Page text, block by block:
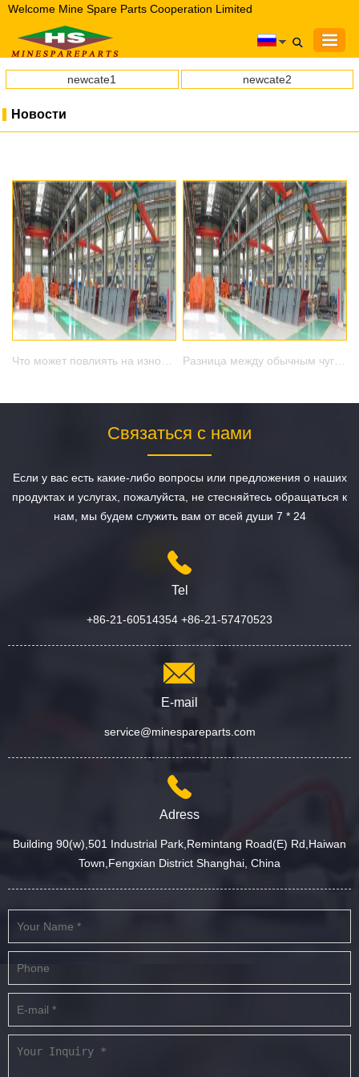
Welcome Mine Spare Parts Cooperation Limited
newcate1 newcate2
Новости
Связаться с нами
Если у вас есть какие-либо вопросы или предложения о наших
продуктах и услугах, пожалуйста, не стесняйтесь обращаться к
нам, мы будем служить вам от всей души 7 * 24
Tel
+86-21-60514354 +86-21-57470523
E-mail
service@minespareparts.com
Adress
Building 90(w),501 Industrial Park,Remintang Road(E) Rd,Haiwan
Town,Fengxian District Shanghai, China